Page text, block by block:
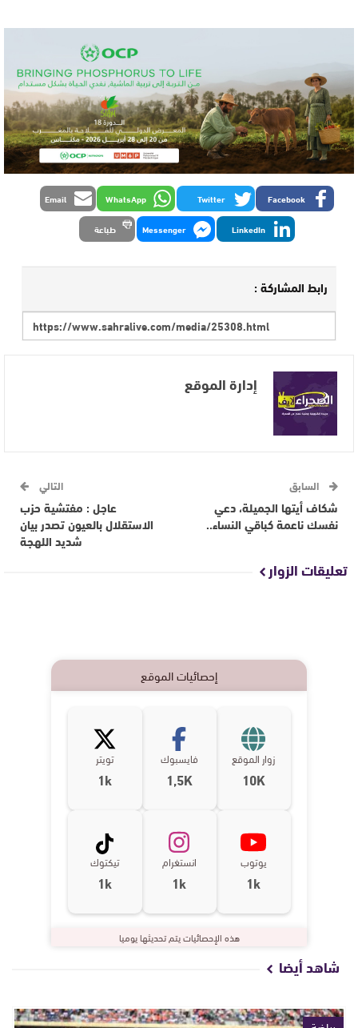
Facebook
Twitter
WhatsApp
Email
LinkedIn
Messenger طباعة
رابط المشاركة :
إدارة الموقع
السابق
شكاف أيتها الجميلة، دعي
نفسك ناعمة كباقي النساء..
التالي
عاجل : مفتشية حزب
الاستقلال بالعيون تصدر بيان
شديد اللهجة
تعليقات الزوار
إحصائيات الموقع
زوار الموقع
10K
فايسبوك
1,5K
تويتر
1k
يوتوب
1k
انستغرام
1k
تيكتوك
1k
هذه الإحصائيات يتم تحديثها يوميا
شاهد أيضا